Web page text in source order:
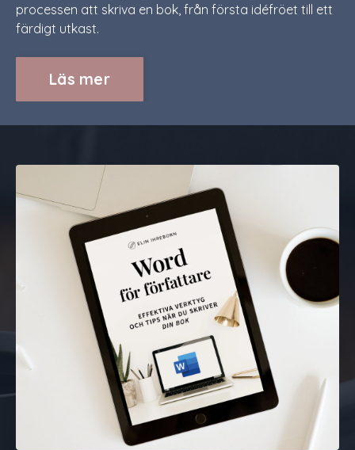
processen att skriva en bok, från första idéfröet till ett
färdigt utkast.
Läs mer